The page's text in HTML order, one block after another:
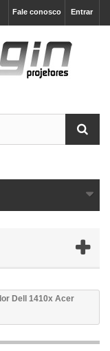
Entrar
Fale conosco
Dell 1410x Acer